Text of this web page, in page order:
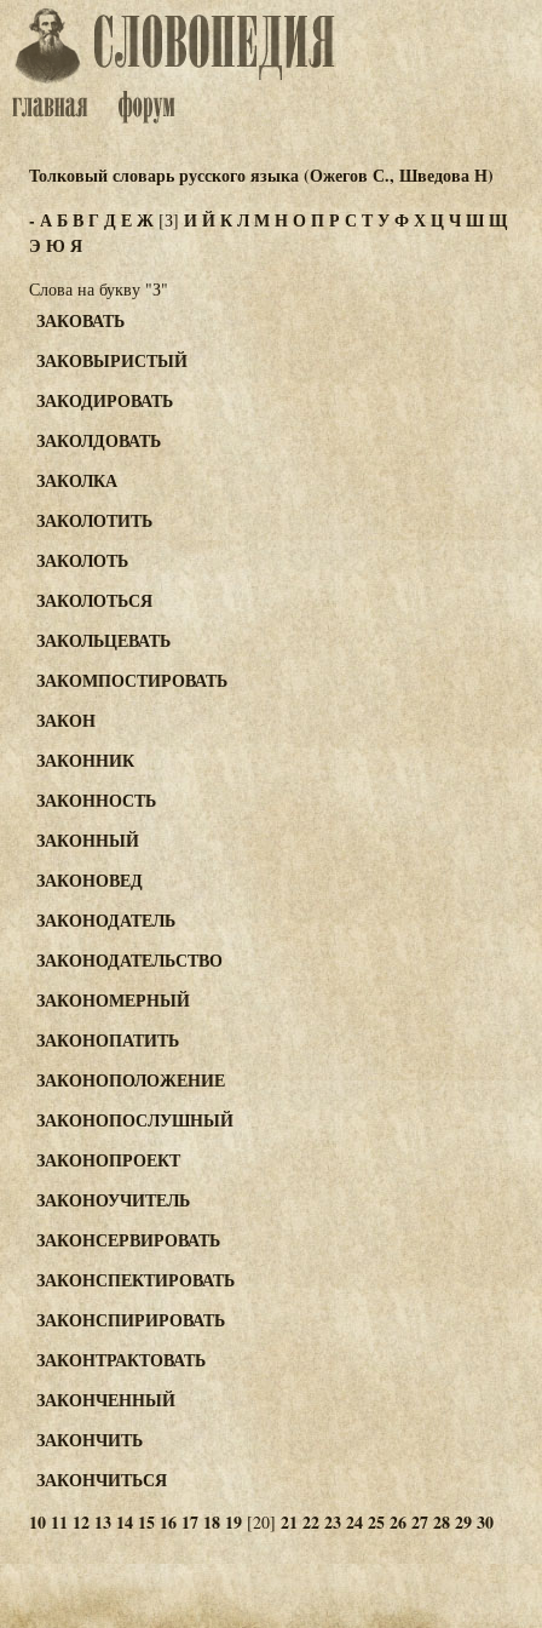
Толковый словарь русского языка (Ожегов С., Шведова Н)
-АБВГДЕЖ [З]ИЙКЛМНОПР С ТУФХЦЧШЩ
Э Ю Я
Слова на букву "З"
ЗАКОВАТЬ
ЗАКОВЫРИСТЫЙ
ЗАКОДИРОВАТЬ
ЗАКОЛДОВАТЬ
ЗАКОЛКА
ЗАКОЛОТИТЬ
ЗАКОЛОТЬ
ЗАКОЛОТЬСЯ
ЗАКОЛЬЦЕВАТЬ
ЗАКОМПОСТИРОВАТЬ
ЗАКОН
ЗАКОННИК
ЗАКОННОСТЬ
ЗАКОННЫЙ
ЗАКОНОВЕД
ЗАКОНОДАТЕЛЬ
ЗАКОНОДАТЕЛЬСТВО
ЗАКОНОМЕРНЫЙ
ЗАКОНОПАТИТЬ
ЗАКОНОПОЛОЖЕНИЕ
ЗАКОНОПОСЛУШНЫЙ
ЗАКОНОПРОЕКТ
ЗАКОНОУЧИТЕЛЬ
ЗАКОНСЕРВИРОВАТЬ
ЗАКОНСПЕКТИРОВАТЬ
ЗАКОНСПИРИРОВАТЬ
ЗАКОНТРАКТОВАТЬ
ЗАКОНЧЕННЫЙ
ЗАКОНЧИТЬ
ЗАКОНЧИТЬСЯ
10 11 12 13 14 15 16 1718 19 [20] 21 222324252627282930